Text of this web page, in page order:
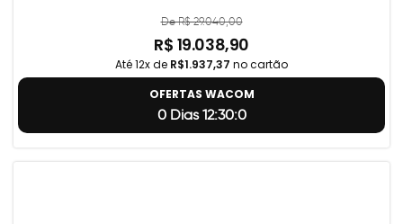
De R$ 29.040,00
R$ 19.038,90
Até 12x de R$1.937,37 no cartão
OFERTAS WACOM
0 Dias 12:29:59